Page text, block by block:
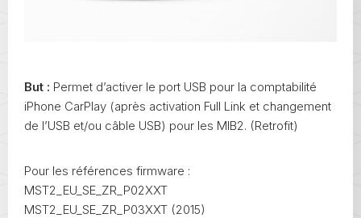
But : Permet d’activer le port USB pour la comptabilité
iPhone CarPlay (après activation Full Link et changement
de l’USB et/ou câble USB) pour les MIB2. (Retrofit)
Pour les références firmware :
MST2_EU_SE_ZR_P02XXT
MST2_EU_SE_ZR_P03XXT (2015)